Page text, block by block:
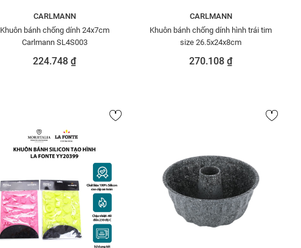
CARLMANN
Khuôn bánh chống dính 24x7cm
Carlmann SL4S003
224.748 ₫
CARLMANN
Khuôn bánh chống dính hình trái tim
size 26.5x24x8cm
270.108 ₫